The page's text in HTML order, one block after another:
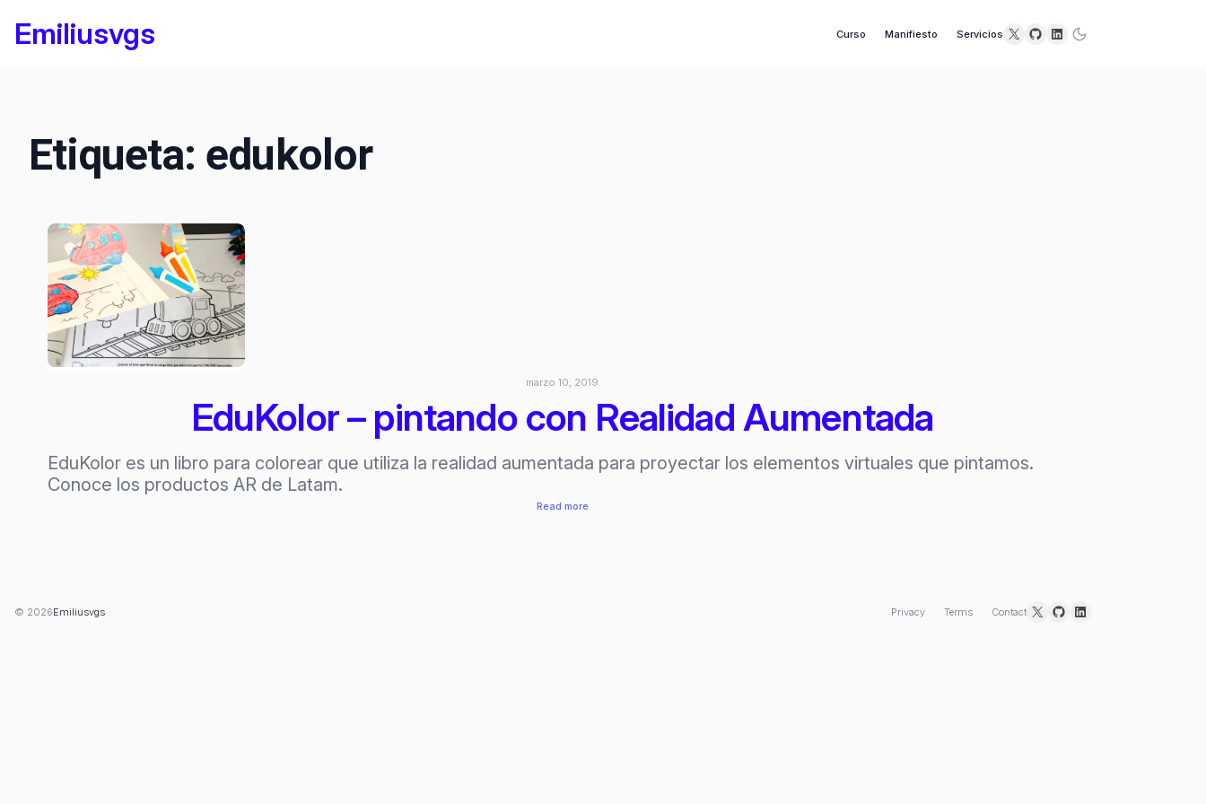
Emiliusvgs Curso Manifiesto Servicios X GitHubLinkedIn
Etiqueta: edukolor
marzo 10, 2019
EduKolor – pintando con Realidad Aumentada
EduKolor es un libro para colorear que utiliza la realidad aumentada para proyectar los elementos virtuales que pintamos.
Conoce los productos AR de Latam.
Read more:
© 2026Emiliusvgs Privacy Terms Contact X GitHubLinkedIn